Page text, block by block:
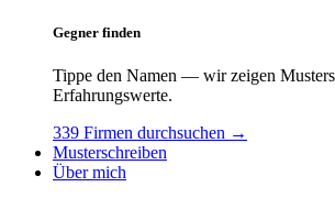
Gegner finden
Tippe den Namen — wir zeigen
Erfahrungswerte.
339 Firmen durchsuchen →
Musterschreiben
Über mich